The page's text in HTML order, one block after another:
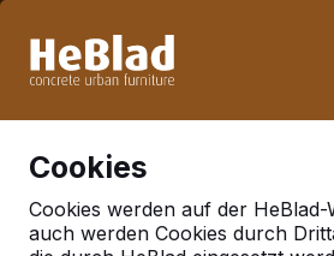
Woche 33 nicht. Bitte
Cookies
Cookies werden auf der HeBlad-
auch werden Cookies durch
Deutschland